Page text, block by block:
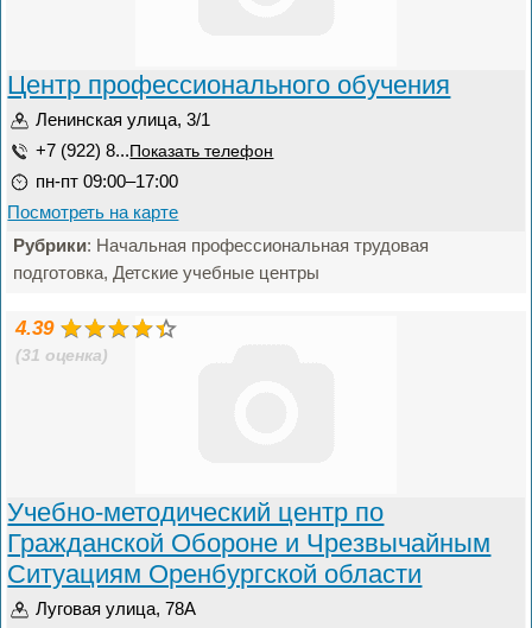
Центр профессионального обучения
Ленинская улица, 3/1
+7 (922) 8... Показать телефон
пн-пт 09:00–17:00
Посмотреть на карте
Рубрики: Начальная профессиональная трудовая
подготовка, Детские учебные центры
4.39
(31 оценка)
Учебно-методический центр по
Гражданской Обороне и Чрезвычайным
Ситуациям Оренбургской области
Луговая улица, 78А